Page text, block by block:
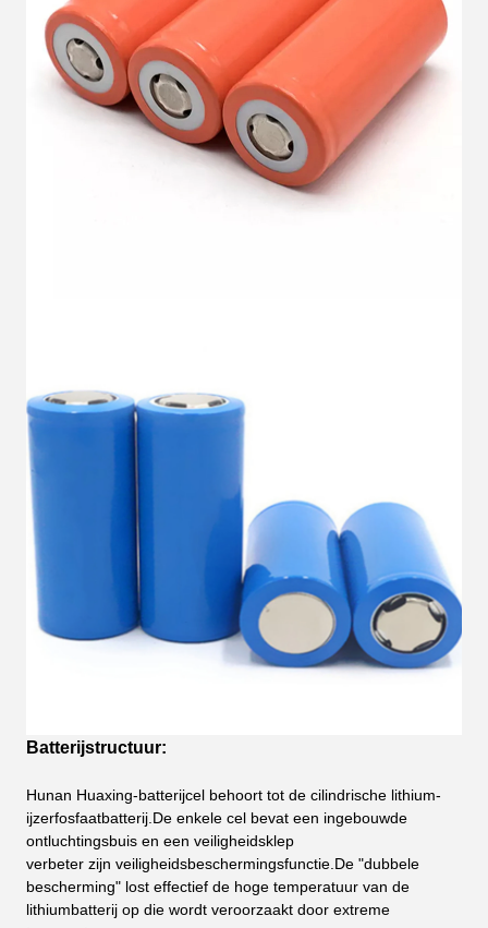
Batterijstructuur:
Hunan Huaxing-batterijcel behoort tot de cilindrische lithium-
ijzerfosfaatbatterij.De enkele cel bevat een ingebouwde
ontluchtingsbuis en een veiligheidsklep
verbeter zijn veiligheidsbeschermingsfunctie.De "dubbele
bescherming" lost effectief de hoge temperatuur van de
lithiumbatterij op die wordt veroorzaakt door extreme